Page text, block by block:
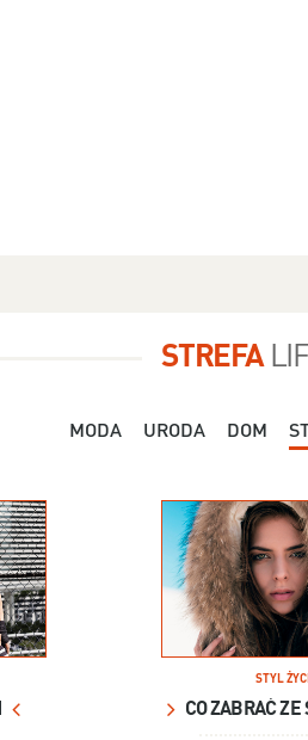
STREFA
MODA URODA DOM
STYL